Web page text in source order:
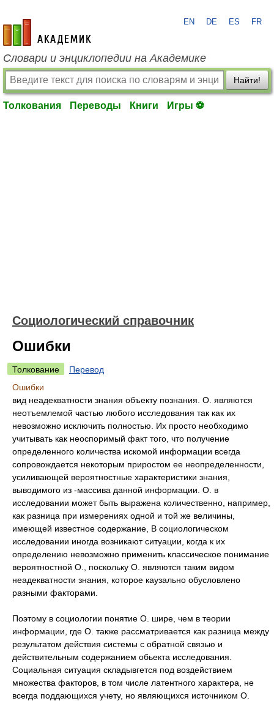
academic.ru
EN DE ES FR
Словари и энциклопедии на Академике
Найти!
Толкования Переводы Книги Игры ⚽
Социологический справочник
Ошибки
Толкование
Перевод
Ошибки
вид неадекватности знания объекту познания. О. являются
неотъемлемой частью любого исследования так как их
невозможно исключить полностью. Их просто необходимо
учитывать как неоспоримый факт того, что получение
определенного количества искомой информации всегда
сопровождается некоторым приростом ее неопределенности,
усиливающей вероятностные характеристики знания,
выводимого из -массива данной информации. О. в
исследовании может быть выражена количественно, например,
как разница при измерениях одной и той же величины,
имеющей известное содержание, В социологическом
исследовании иногда возникают ситуации, когда к их
определению невозможно применить классическое понимание
вероятностной О., поскольку О. являются таким видом
неадекватности знания, которое каузально обусловлено
разными факторами.
Поэтому в социологии понятие О. шире, чем в теории
информации, где О. также рассматривается как разница между
результатом действия системы с обратной связью и
действительным содержанием обьекта исследования.
Социальная ситуация складывгется под воздействием
множества факторов, в том числе латентного характера, не
всегда поддающихся учету, но являющихся источником О.